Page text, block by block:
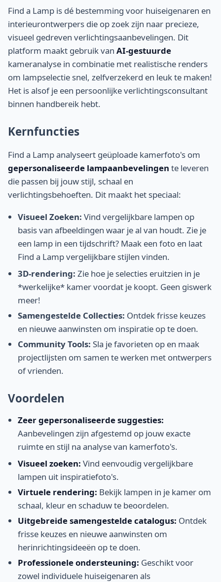
Find a Lamp is dé bestemming voor huiseigenaren en
interieurontwerpers die op zoek zijn naar precieze,
visueel gedreven verlichtingsaanbevelingen. Dit
platform maakt gebruik van AI-gestuurde
kameranalyse in combinatie met realistische renders
om lampselectie snel, zelfverzekerd en leuk te maken!
Het is alsof je een persoonlijke verlichtingsconsultant
binnen handbereik hebt.
Kernfuncties
Find a Lamp analyseert geüploade kamerfoto's om
gepersonaliseerde lampaanbevelingen te leveren
die passen bij jouw stijl, schaal en
verlichtingsbehoeften. Dit maakt het speciaal:
Visueel Zoeken: Vind vergelijkbare lampen op
basis van afbeeldingen waar je al van houdt. Zie je
een lamp in een tijdschrift? Maak een foto en laat
Find a Lamp vergelijkbare stijlen vinden.
3D-rendering: Zie hoe je selecties eruitzien in je
*werkelijke* kamer voordat je koopt. Geen giswerk
meer!
Samengestelde Collecties: Ontdek frisse keuzes
en nieuwe aanwinsten om inspiratie op te doen.
Community Tools: Sla je favorieten op en maak
projectlijsten om samen te werken met ontwerpers
of vrienden.
Voordelen
Zeer gepersonaliseerde suggesties:
Aanbevelingen zijn afgestemd op jouw exacte
ruimte en stijl na analyse van kamerfoto's.
Visueel zoeken: Vind eenvoudig vergelijkbare
lampen uit inspiratiefoto's.
Virtuele rendering: Bekijk lampen in je kamer om
schaal, kleur en schaduw te beoordelen.
Uitgebreide samengestelde catalogus: Ontdek
frisse keuzes en nieuwe aanwinsten om
herinrichtingsideeën op te doen.
Professionele ondersteuning: Geschikt voor
zowel individuele huiseigenaren als